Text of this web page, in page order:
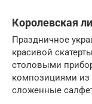
Королевская
Праздничное
красивой
стoловыми
композициями из
сложенные